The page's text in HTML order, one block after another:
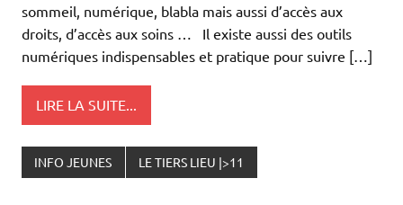
sommeil, numérique, blabla mais aussi d’accès aux
droits, d’accès aux soins … Il existe aussi des outils
numériques indispensables et pratique pour suivre […]
LIRE LA SUITE...
INFO JEUNES LE TIERS LIEU |>11